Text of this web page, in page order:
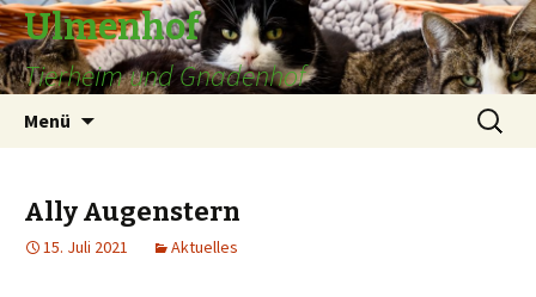
Ulmenhof
Tierheim und Gnadenhof
Menü
Suchen
nach:
Ally Augenstern
15. Juli 2021 Aktuelles